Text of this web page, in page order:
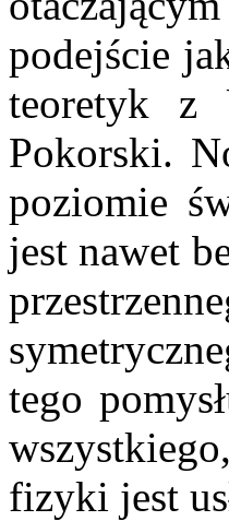
podejście
teoretyk z
Pokorski.
poziomie
jest nawet
tego
fizyki jest